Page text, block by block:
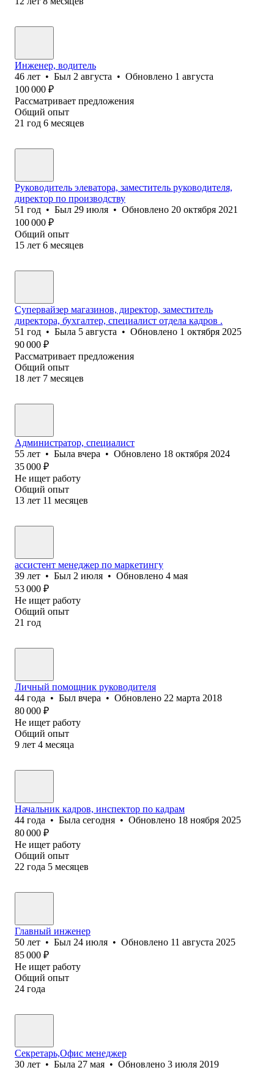
Инженер, водитель
46 лет • Был 2 августа • Обновлено 1 августа
100 000 ₽
Рассматривает предложения
Общий опыт
21 год 6 месяцев
Руководитель элеватора, заместитель руководителя,
директор по производству
51 год • Был 29 июля • Обновлено 20 октября 2021
100 000 ₽
Общий опыт
15 лет 6 месяцев
Супервайзер магазинов, директор, заместитель
директора, бухгалтер, специалист отдела кадров .
51 год • Была 5 августа • Обновлено 1 октября 2025
90 000 ₽
Рассматривает предложения
Общий опыт
18 лет 7 месяцев
Администратор, специалист
55 лет • Была вчера • Обновлено 18 октября 2024
35 000 ₽
Не ищет работу
Общий опыт
13 лет 11 месяцев
ассистент менеджер по маркетингу
39 лет • Был 2 июля • Обновлено 4 мая
53 000 ₽
Не ищет работу
Общий опыт
21 год
Личный помощник руководителя
44 года • Был вчера • Обновлено 22 марта 2018
80 000 ₽
Не ищет работу
Общий опыт
9 лет 4 месяца
Начальник кадров, инспектор по кадрам
44 года • Была сегодня • Обновлено 18 ноября 2025
80 000 ₽
Не ищет работу
Общий опыт
22 года 5 месяцев
Главный инженер
50 лет • Был 24 июля • Обновлено 11 августа 2025
85 000 ₽
Не ищет работу
Общий опыт
24 года
Секретарь,Офис менеджер
30 лет • Была 27 мая • Обновлено 3 июля 2019